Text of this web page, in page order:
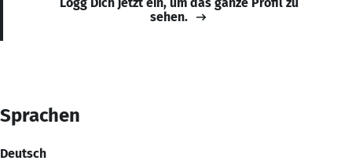
sehen.
Sprachen
Deutsch